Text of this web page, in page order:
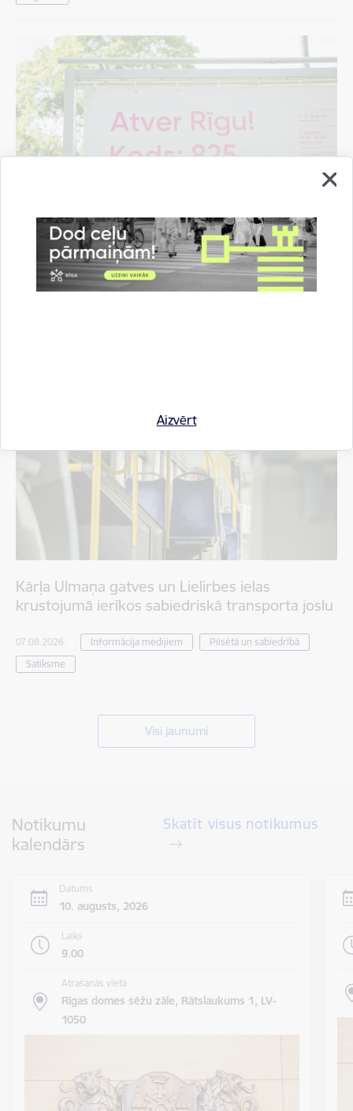
Aizvērt
Pašvaldība rīdziniekiem sarūpējusi "Rīgas
vasaras" pasākumu programmas mobilo
aplikāciju
Kārļa Ulmaņa gatves un Lielirbes ielas
krustojumā ierīkos sabiedriskā transporta joslu
07.08.2026. Informācija medijiem
Pilsētā un sabiedrībā
Satiksme
Visi jaunumi
Notikumu
kalendārs
Skatīt visus notikumus
Datums
10. augusts, 2026
Laiks
9.00
Atrašanās vieta
Rīgas domes sēžu zāle, Rātslaukums 1, LV-
1050